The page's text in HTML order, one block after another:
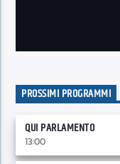
PROSSIMI PROGRAMMI
QUI PARLAMENTO
13:00